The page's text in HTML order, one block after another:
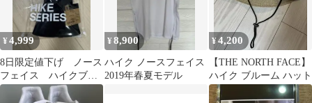
¥4,999
8日限定値下げ ノース
フェイス ハイクブル
ームハット
¥8,900
ハイク ノースフェイス
2019年春夏モデル
¥4,200
【THE NORTH FACE】
ハイク ブルーム ハット